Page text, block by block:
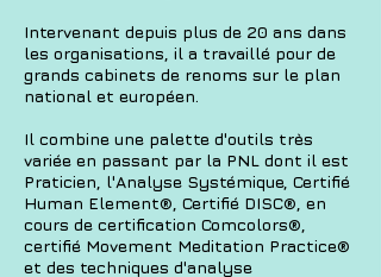
Intervenant depuis plus de 20 ans dans
les organisations, il a travaillé pour de
grands cabinets de renoms sur le plan
national et européen.
Il combine une palette d'outils très
variée en passant par la PNL dont il est
Praticien, l'Analyse Systémique, Certifié
Human Element®, Certifié DISC®, en
cours de certification Comcolors®,
certifié Movement Meditation Practice®
et des techniques d'analyse